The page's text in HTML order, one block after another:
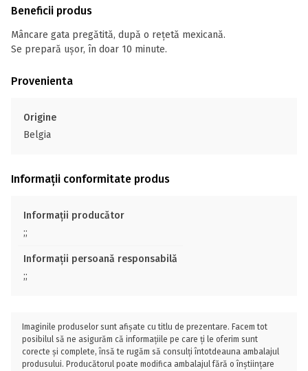
Beneficii produs
Mâncare gata pregătită, după o rețetă mexicană.
Se prepară ușor, în doar 10 minute.
Provenienta
Origine
Belgia
Informații conformitate produs
Informații producător
;;
Informații persoană responsabilă
;;
Imaginile produselor sunt afișate cu titlu de prezentare. Facem tot
posibilul să ne asigurăm că informațiile pe care ți le oferim sunt
corecte și complete, însă te rugăm să consulți întotdeauna ambalajul
produsului. Producătorul poate modifica ambalajul fără o înștiințare